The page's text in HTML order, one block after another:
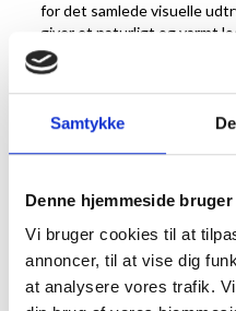
Samtykke
Denne hjemmeside
Vi bruger cookies til at
annoncer, til at vise dig
at analysere vores trafik.
for det samlede visuelle
giver et naturligt og varmt
med en blød eller nordisk
mellem lyse træsorter som
mørkere varianter for en
stemning.
Omvendt skaberalurammer
stilrene billeder. Det gør
skal hænge i.
70x100